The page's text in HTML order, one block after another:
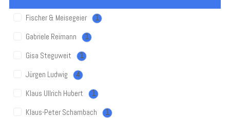
Fischer & Meisegeier 1
Gabriele Reimann 1
Gisa Steguweit 1
Jürgen Ludwig 4
Klaus Ullrich Hubert 1
Klaus-Peter Schambach 1